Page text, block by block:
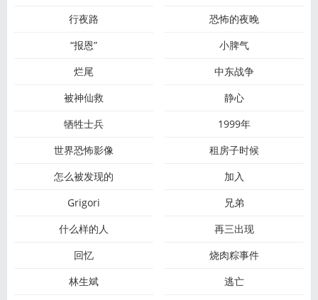
行夜路
恐怖的夜晚
“报恩”
小脾气
烂尾
中东战争
被神仙救
静心
牺牲士兵
1999年
世界恐怖影像
租房子时候
怎么被发现的
加入
Grigori
兄弟
什么样的人
再三出现
回忆
烧肉粽事件
林生斌
逃亡